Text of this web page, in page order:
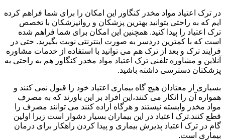
در ترک اعتیاد مواد مخدر کنگاور این امکان را برای شما فراهم کرده
ایم که به راحتی بتوانید بهترین پزشکان و روانپزشکان با تخصص
ترک اعتیاد را پیدا کنید. همچنین این امکان برای شما فراهم شده
است که با کمترین دردسر به صورت اینترنتی نوبت بگیرید. حتی در
فرایند ترک و بعد از ترک هم می توانید با استفاده از خدمات مشاوره
آنلاین و مشاوره تلفنی ترک اعتیاد مواد مخدر کنگاور هم به راحتی به
پزشکتان دسترسی داشته باشید.
بسیاری از معتادان هیچ گاه بیماری اعتیاد خود را قبول نمی کنند و
همواره آن را انکار می کنند،این افراد بر این باورند که به مصرف
مواد مخدر وابسته نیستند و هرگاه اراده کنند می توانند مصرف را
قطع کنند.ترک اعتیاد در این بیماران بسیار دشوار است زیرا اولین
گام در ترک اعتیاد پذیرش بیماری و پیدا کردن راهکار برای درمان
بیماری است.